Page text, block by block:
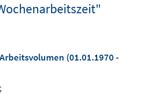
(01.01.1970 -